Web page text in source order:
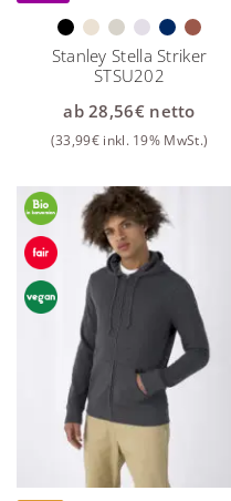
Stanley Stella Striker
STSU202
ab28,56€netto
(33,99€ inkl. 19% MwSt.)